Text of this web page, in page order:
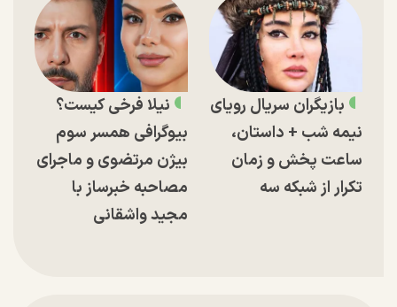
بازیگران سریال رویای
نیمه شب + داستان،
ساعت پخش و زمان
تکرار از شبکه سه
نیلا فرخی کیست؟
بیوگرافی همسر سوم
بیژن مرتضوی و ماجرای
مصاحبه خبرساز با
مجید واشقانی